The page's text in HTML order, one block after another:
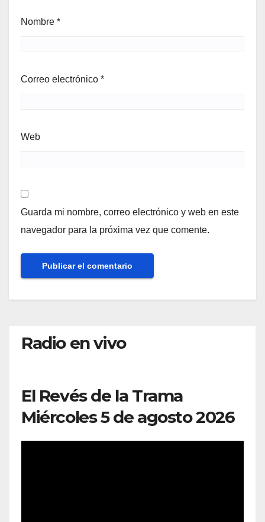
Nombre *
Correo electrónico *
Web
Guarda mi nombre, correo electrónico y web en este
navegador para la próxima vez que comente.
Radio en vivo
El Revés de la Trama
Miércoles 5 de agosto 2026